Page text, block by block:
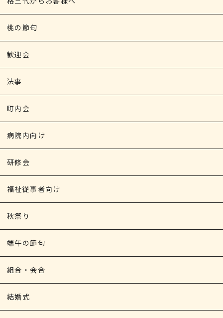
桃の節句
歓迎会
法事
町内会
病院内向け
研修会
福祉従事者向け
秋祭り
端午の節句
組合・会合
結婚式